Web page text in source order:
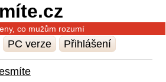
co mužům rozumí
PC verze Přihlášení